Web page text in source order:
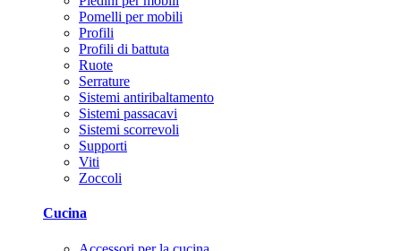
Pomelli per mobili
Profili
Profili di battuta
Ruote
Serrature
Sistemi antiribaltamento
Sistemi passacavi
Sistemi scorrevoli
Supporti
Viti
Zoccoli
Cucina